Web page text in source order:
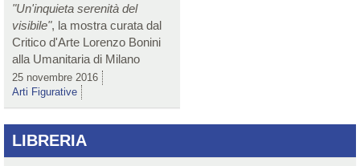
"Un'inquieta serenità del
visibile", la mostra curata dal
Critico d'Arte Lorenzo Bonini
alla Umanitaria di Milano
25 novembre 2016
Arti Figurative
LIBRERIA